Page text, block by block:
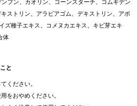
プン、カオリン、コーンスターチ、コムギデン
ストリン、アラビアゴム、デキストリン、アボ
ズ種子エキス、コメヌカエキス、キビ芽エキ
体
と
ください。
をおやめください。